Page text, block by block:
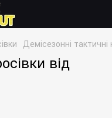
Демісезонні тактичні
від